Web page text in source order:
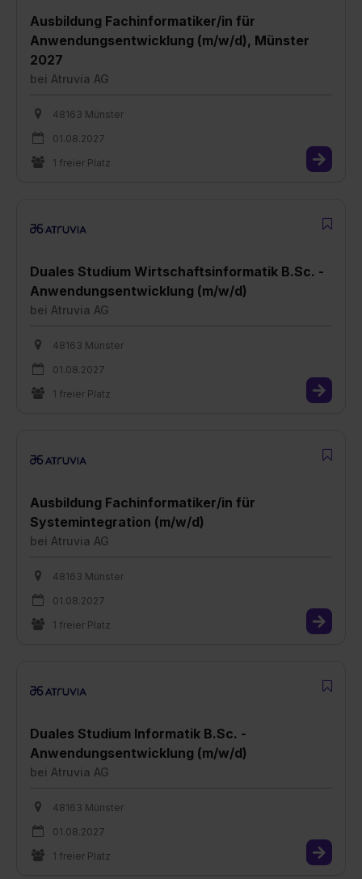
Ausbildung Fachinformatiker/in für
Anwendungsentwicklung (m/w/d), Münster
2027
bei Atruvia AG
48163 Münster
01.08.2027
1 freier Platz
Duales Studium Wirtschaftsinformatik B.Sc. -
Anwendungsentwicklung (m/w/d)
bei Atruvia AG
48163 Münster
01.08.2027
1 freier Platz
Ausbildung Fachinformatiker/in für
Systemintegration (m/w/d)
bei Atruvia AG
48163 Münster
01.08.2027
1 freier Platz
Duales Studium Informatik B.Sc. -
Anwendungsentwicklung (m/w/d)
bei Atruvia AG
48163 Münster
01.08.2027
1 freier Platz